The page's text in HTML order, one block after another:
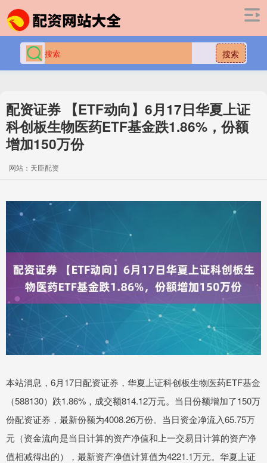
搜索
配资证券 【ETF动向】6月17日华夏上证
科创板生物医药ETF基金跌1.86%，份额
增加150万份
网站：天臣配资
本站消息，6月17日配资证券，华夏上证科创板生物医药ETF基金
（588130）跌1.86%，成交额814.12万元。当日份额增加了150万
份配资证券，最新份额为4008.26万份。当日资金净流入65.75万
元（资金流向是当日计算的资产净值和上一交易日计算的资产净
值相减得出的），最新资产净值计算值为4221.1万元。华夏上证